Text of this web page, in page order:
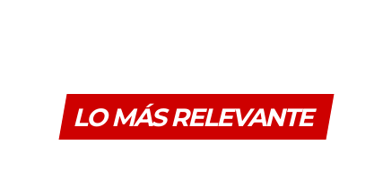
LO MÁS RELEVANTE